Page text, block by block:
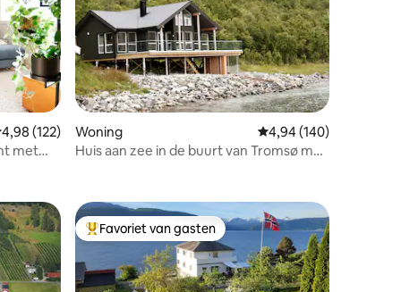
beoordeling van 4,98 op 5, 122 recensies
4,98 (122)
met
Woning Gemiddelde
4,94 (140)
Huis aan zee in de buurt van Tromsø met
Topfavoriet van gasten
Favoriet van gasten